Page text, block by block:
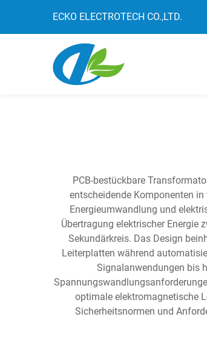
ECKO ELECTROTECH CO.,LTD.
PCB-bestückbare
entscheidende Komponenten
Energieumwandlung und
Übertragung elektrischer
Sekundärkreis. Das Design
Leiterplatten während
Signalanwendungen bis
optimale elektromagnetische
Sicherheitsnormen und